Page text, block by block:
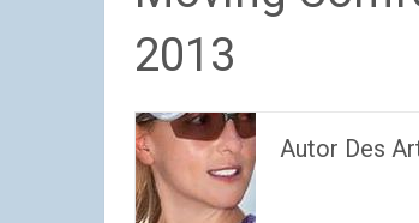
2013
Autor Des